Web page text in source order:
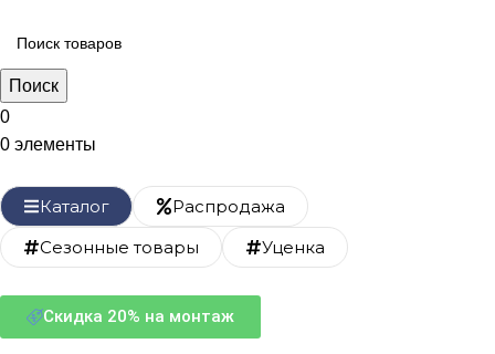
Поиск
0
0 элементы
Каталог
Распродажа
Сезонные товары
Уценка
Скидка 20% на монтаж